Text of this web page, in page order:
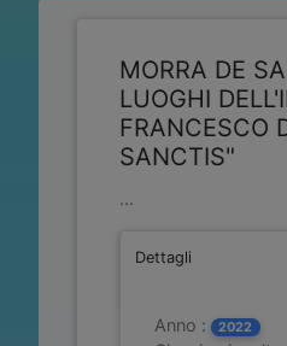
MORRA DE
LUOGHI
FRANCESCO
SANCTIS"
...
Dettagli
Anno : 2022